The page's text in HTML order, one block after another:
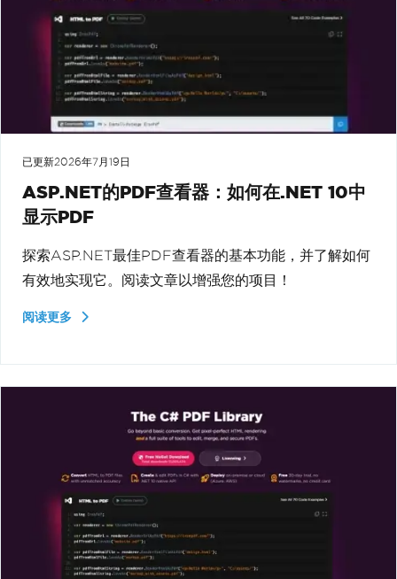
已更新2026年7月19日
ASP.NET的PDF查看器：如何在.NET 10中
显示PDF
探索ASP.NET最佳PDF查看器的基本功能，并了解如何
有效地实现它。阅读文章以增强您的项目！
阅读更多